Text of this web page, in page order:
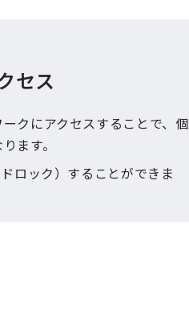
セス
クにアクセスすることで、個
ます。
ロック）することができま